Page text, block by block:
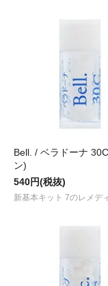
Bell. / ベラドーナ
ン)
540円(税抜)
新基本キット 7のレメデ